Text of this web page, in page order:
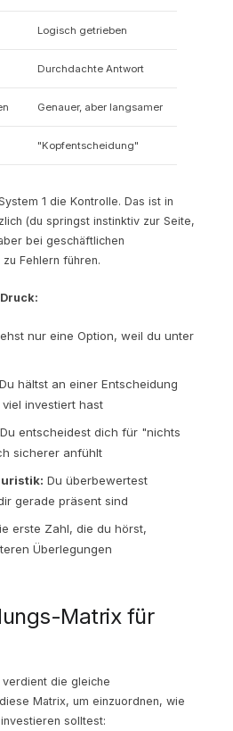
Logisch getrieben
Durchdachte Antwort
Genauer, aber langsamer
"Kopfentscheidung"
1 die Kontrolle. Das ist in
(du springst instinktiv zur Seite,
bei geschäftlichen
Fehlern führen.
nur eine Option, weil du unter
Du hältst an einer Entscheidung
investiert hast
Du entscheidest dich für "nichts
sicherer anfühlt
Du überbewertest
gerade präsent sind
erste Zahl, die du hörst,
Überlegungen
Matrix für
verdient die gleiche
Matrix, um einzuordnen, wie
solltest: